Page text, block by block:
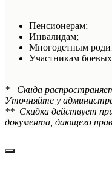
Пенсионерам;
Инвалидам;
Многодетным
Участникам
* Скида
Уточняйте у
** Скидка действует
документа, дающего